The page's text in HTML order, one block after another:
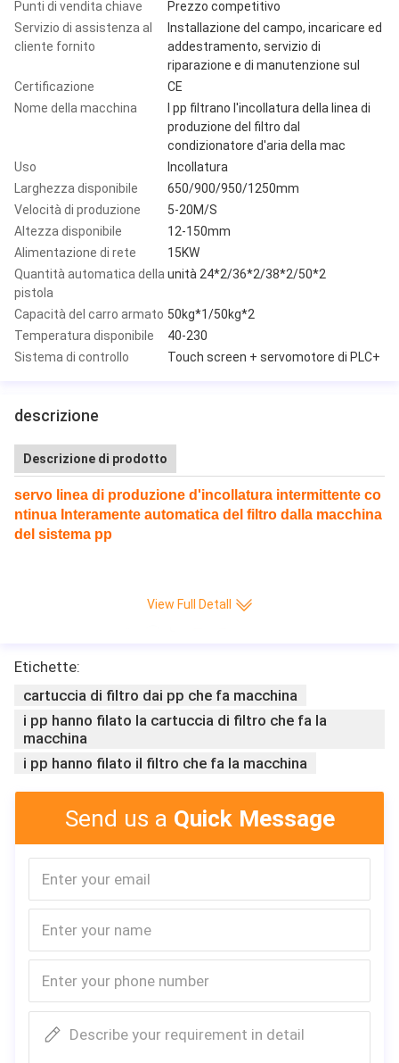
Punti di vendita chiave
Prezzo competitivo
Servizio di assistenza al
cliente fornito
Installazione del campo, incaricare ed
addestramento, servizio di
riparazione e di manutenzione sul
Certificazione
CE
Nome della macchina
I pp filtrano l'incollatura della linea di
produzione del filtro dal
condizionatore d'aria della mac
Uso
Incollatura
Larghezza disponibile
650/900/950/1250mm
Velocità di produzione
5-20M/S
Altezza disponibile
12-150mm
Alimentazione di rete
15KW
Quantità automatica della
pistola
unità 24*2/36*2/38*2/50*2
Capacità del carro armato 50kg*1/50kg*2
Temperatura disponibile
40-230
Sistema di controllo
Touch screen + servomotore di PLC+
descrizione
Descrizione di prodotto
servo linea di produzione d'incollatura intermittente co
ntinua Interamente automatica del filtro dalla macchina
del sistema pp
View Full Detall
Etichette:
cartuccia di filtro dai pp che fa macchina
i pp hanno filato la cartuccia di filtro che fa la
macchina
i pp hanno filato il filtro che fa la macchina
Send us a Quick Message
Describe your requirement in detail